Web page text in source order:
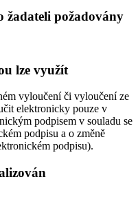
žadateli požadovány
lze využít
vyloučení či vyloučení ze
elektronicky pouze v
podpisem v souladu se
podpisu a o změně
podpisu).